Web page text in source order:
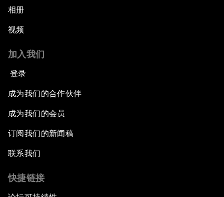
相册
视频
加入我们
登录
成为我们的合作伙伴
成为我们的会员
订阅我们的新闻稿
联系我们
快捷链接